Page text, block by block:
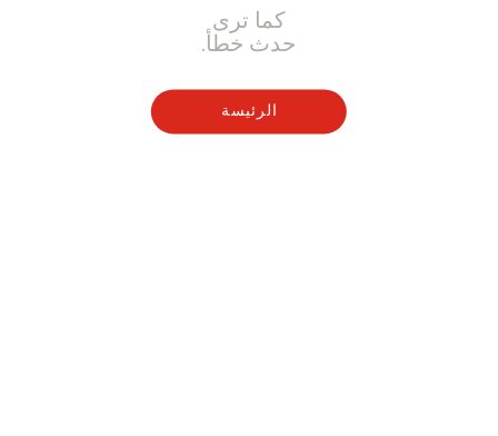
كما ترى
حدث خطأ.
الرئيسة